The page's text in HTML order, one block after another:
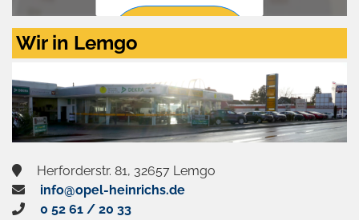
Zustimmen
aktivieren
Wir in Lemgo
Herforderstr. 81, 32657 Lemgo
info@opel-heinrichs.de
0 52 61 / 20 33